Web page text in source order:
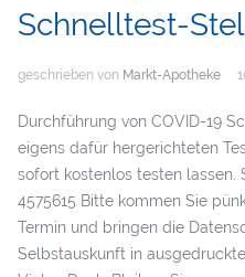
Schnelltest-
geschrieben von Markt-Apotheke
Durchführung von COVID-19
eigens dafür hergerichteten
sofort kostenlos testen lassen.
4575615 Bitte kommen Sie
Termin und bringen die
Selbstauskunft in